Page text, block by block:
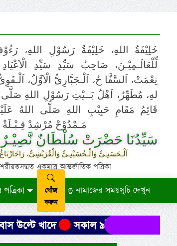
خَلِيْفَةُ اللهِ، خَلِيْفَةُ رَسُوْلِ اللهِ،
لِّلْعَالَـمِيْـنَ، صَاحِبُ سَيِّدِ سَيِّدِ
نِعْمَتْ، اَلسَّفَّا حُ، اَلْـجَبَّارِىُّ الْاَوَّلُ،
لهِ، مُطَهِّرٌ، اَهْلُ بَــيْتِ رَسُوْلِ اللهِ صَلَّى
قَائِمُ مَقَامِ حَبِيْبِ اللهِ صَلَّى اللهُ
مَـمْدُوْحْ مُرْشِدْ قِـبْـلَةْ
سَيِّدُنَا حَضْرَتْ سُلْطَانٌ نَّصِيْـرٌ
اَلْـحَسَنِـىُّ وَالْـحُسَيْنِـىُّ وَالْقُرَيْشِىُّ،
একমাত্র আন্তর্জাতিক পত্রিকা
খোঁজ
করুন
নামাজের সময়সুচি দেখুন
খাদে সকাল ৯টার মধ্যে যেসব জেলায় ৬০